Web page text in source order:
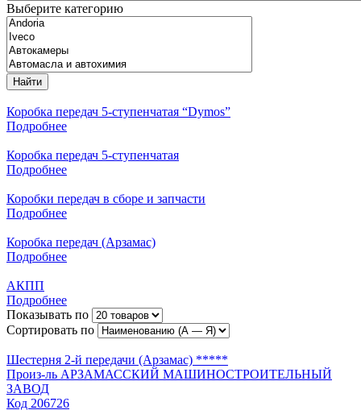
Выберите категорию
Найти
Коробка передач 5-ступенчатая “Dymos”
Подробнее
Коробка передач 5-ступенчатая
Подробнее
Коробки передач в сборе и запчасти
Подробнее
Коробка передач (Арзамас)
Подробнее
АКПП
Подробнее
Показывать по
Сортировать по
Шестерня 2-й передачи (Арзамас) *****
Произ-ль АРЗАМАССКИЙ МАШИНОСТРОИТЕЛЬНЫЙ
ЗАВОД
Код 206726